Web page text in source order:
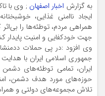
به گزارش اخبار اصفهان ; وی با
ایجاد ناامنی غذایی،
همراهی مردم، توطئه‌ها را
جهت خودکفایی و امنیت
وی افزود :در پی حملات
جمهوری اسلامی ایران با
ایران، تمامی توطئه‌های
حوزه‌های مورد هدف دشمن،
تلاش مجموعه‌های دولتی و